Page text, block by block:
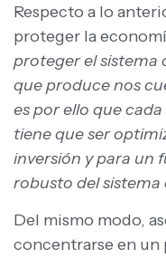
Respecto a lo
proteger la
proteger el sistema
que produce nos
es por ello que
tiene que ser
inversión y para un
robusto del sistema
Del mismo modo,
concentrarse en un